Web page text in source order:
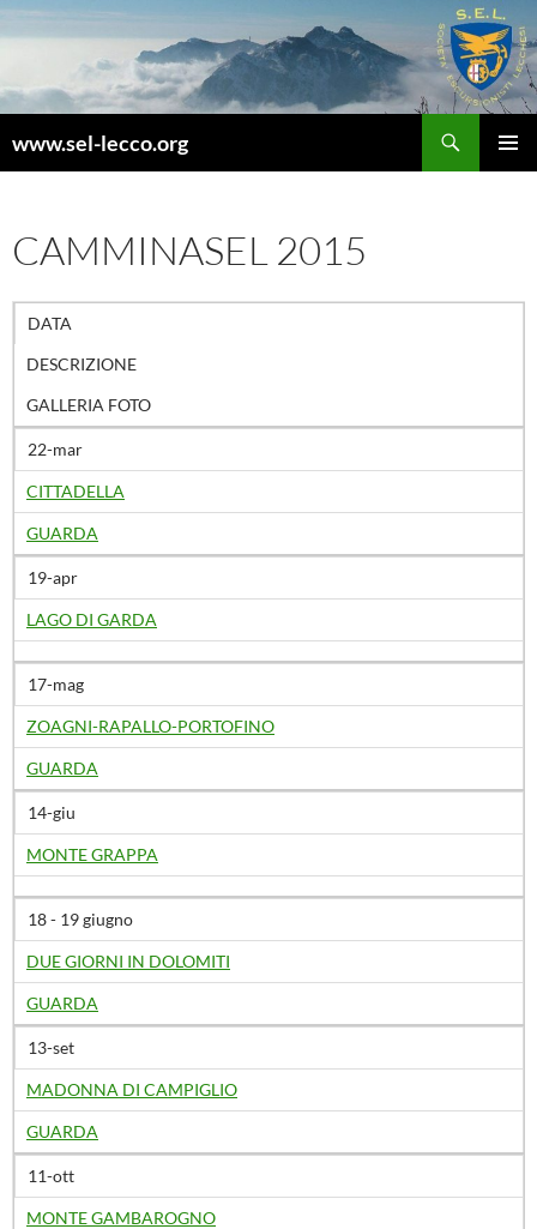
Vai
al
www.sel-lecco.org
CAMMINASEL 2015
DATA
DESCRIZIONE
GALLERIA FOTO
22-mar
CITTADELLA
GUARDA
19-apr
LAGO DI GARDA
17-mag
ZOAGNI-RAPALLO-PORTOFINO
GUARDA
14-giu
MONTE GRAPPA
18 - 19 giugno
DUE GIORNI IN DOLOMITI
GUARDA
13-set
MADONNA DI CAMPIGLIO
GUARDA
11-ott
MONTE GAMBAROGNO